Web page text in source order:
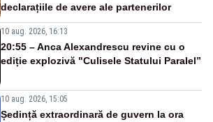
declarațiile de avere ale partenerilor
10 aug. 2026, 16:13
20:55 – Anca Alexandrescu revine cu o
ediție explozivă "Culisele Statului Paralel”
10 aug. 2026, 15:05
Ședință extraordinară de guvern la ora